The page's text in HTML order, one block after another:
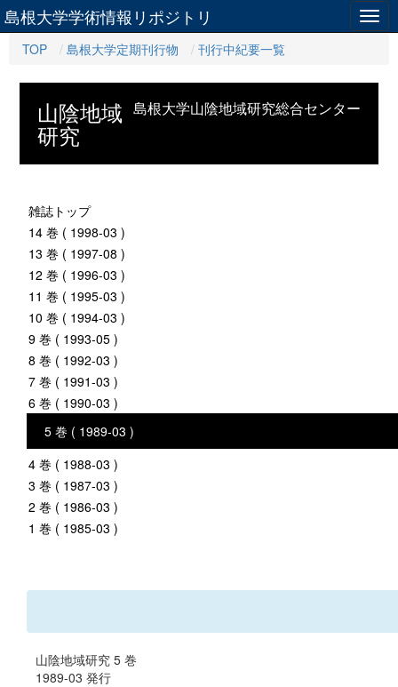
島根大学学術情報リポジトリ
TOP 島根大学定期刊行物 刊行中紀要一覧
島根大学山陰地域研究総合センター
山陰地域
研究
雑誌トップ
14 巻 ( 1998-03 )
13 巻 ( 1997-08 )
12 巻 ( 1996-03 )
11 巻 ( 1995-03 )
10 巻 ( 1994-03 )
9 巻 ( 1993-05 )
8 巻 ( 1992-03 )
7 巻 ( 1991-03 )
6 巻 ( 1990-03 )
5 巻 ( 1989-03 )
4 巻 ( 1988-03 )
3 巻 ( 1987-03 )
2 巻 ( 1986-03 )
1 巻 ( 1985-03 )
山陰地域研究 5 巻
1989-03 発行